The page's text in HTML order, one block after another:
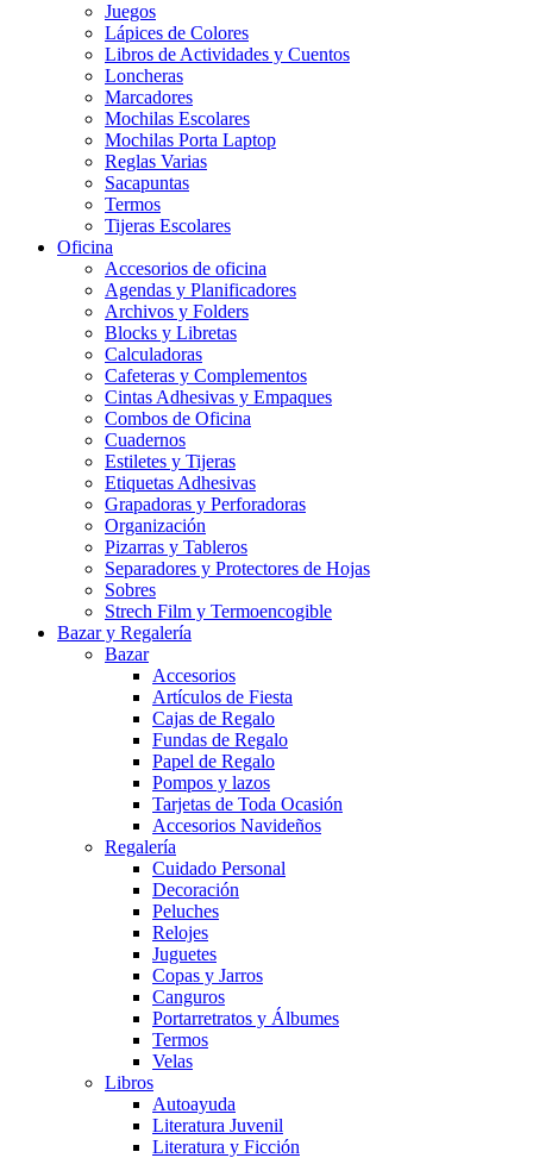
Juegos
Lápices de Colores
Libros de Actividades y Cuentos
Loncheras
Marcadores
Mochilas Escolares
Mochilas Porta Laptop
Reglas Varias
Sacapuntas
Termos
Tijeras Escolares
Oficina
Accesorios de oficina
Agendas y Planificadores
Archivos y Folders
Blocks y Libretas
Calculadoras
Cafeteras y Complementos
Cintas Adhesivas y Empaques
Combos de Oficina
Cuadernos
Estiletes y Tijeras
Etiquetas Adhesivas
Grapadoras y Perforadoras
Organización
Pizarras y Tableros
Separadores y Protectores de Hojas
Sobres
Strech Film y Termoencogible
Bazar y Regalería
Bazar
Accesorios
Artículos de Fiesta
Cajas de Regalo
Fundas de Regalo
Papel de Regalo
Pompos y lazos
Tarjetas de Toda Ocasión
Accesorios Navideños
Regalería
Cuidado Personal
Decoración
Peluches
Relojes
Juguetes
Copas y Jarros
Canguros
Portarretratos y Álbumes
Termos
Velas
Libros
Autoayuda
Literatura Juvenil
Literatura y Ficción